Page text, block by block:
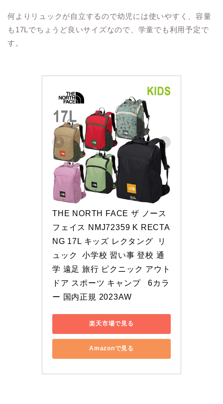
何よりリュックが自立するので幼児には使いやすく、容量
も17Lでちょうど良いサイズなので、学童でも利用予定で
す。
THE NORTH FACE ザ ノース
フェイス NMJ72359 K RECTA
NG 17L キッズ レクタング  リ
ュック  小学校 習い事 登校 通
学 遠足 旅行 ピクニック アウト
ドア スポーツ キャンプ   6カラ
ー 国内正規 2023AW
楽天市場で見る
Amazonで見る